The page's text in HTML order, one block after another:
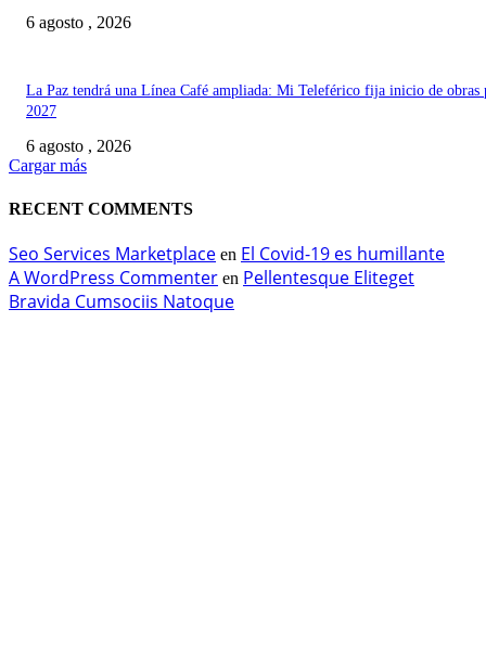
6 agosto , 2026
La Paz tendrá una Línea Café ampliada: Mi Teleférico fija inicio de obras
2027
6 agosto , 2026
Cargar más
RECENT COMMENTS
Seo Services Marketplace en El Covid-19 es humillante
A WordPress Commenter en Pellentesque Eliteget
Bravida Cumsociis Natoque